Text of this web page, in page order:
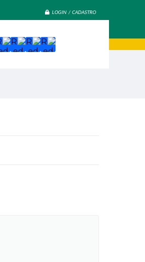
LOGIN / CADASTRO